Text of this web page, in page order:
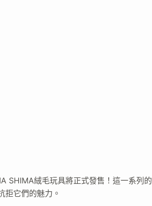
SHIMA絨毛玩具將正式發售！這一系列的
拒它們的魅力。